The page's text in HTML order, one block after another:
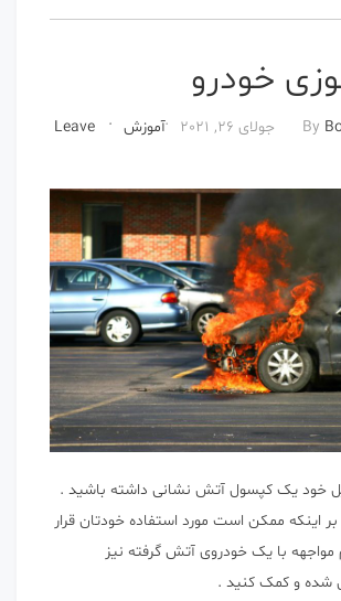
خودرو
By جولای 26, 2021 آموزش
Leave
خود یک کپسول آتش نشانی داشته باشید .
اینکه ممکن است مورد استفاده خودتان قرار
مواجهه با یک خودروی آتش گرفته نیز
شده و کمک کنید .